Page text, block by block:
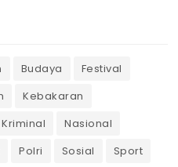
Budaya
Festival
Kebakaran
Kriminal
Nasional
Polri Sosial
Sport